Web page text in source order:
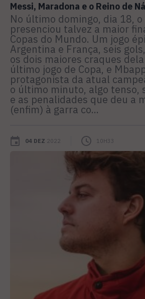
Messi, Maradona e o Reino de
No último domingo, dia 18,
presenciou talvez a maior
Copas do Mundo. Um jogo
Argentina e França, seis
os dois maiores craques
último jogo de Copa, e
protagonista da atual
o último minuto, algo tenso,
e as penalidades que deu a
(enfim) à garra co...
04 DEZ 2022 10H33